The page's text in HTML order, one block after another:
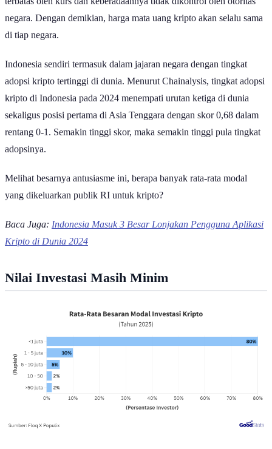
negara. Dengan demikian, harga mata uang kripto akan selalu sama
di tiap negara.
Indonesia sendiri termasuk dalam jajaran negara dengan tingkat
adopsi kripto tertinggi di dunia. Menurut Chainalysis, tingkat adopsi
kripto di Indonesia pada 2024 menempati urutan ketiga di dunia
sekaligus posisi pertama di Asia Tenggara dengan skor 0,68 dalam
rentang 0-1. Semakin tinggi skor, maka semakin tinggi pula tingkat
adopsinya.
Melihat besarnya antusiasme ini, berapa banyak rata-rata modal
yang dikeluarkan publik RI untuk kripto?
Baca Juga: Indonesia Masuk 3 Besar Lonjakan Pengguna Aplikasi
Kripto di Dunia 2024
Nilai Investasi Masih Minim